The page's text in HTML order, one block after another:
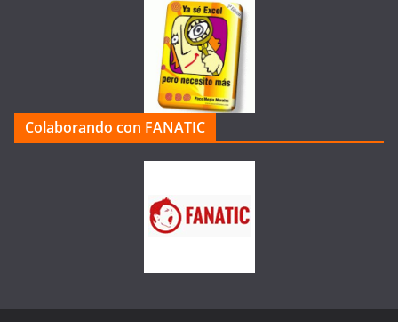
Colaborando con FANATIC